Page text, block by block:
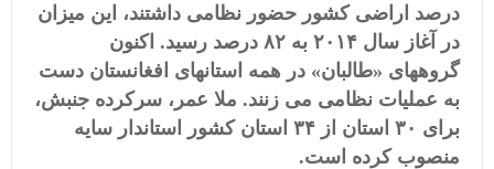
درصد اراضی کشور حضور نظامی داشتند، این میزان
در آغاز سال ۲۰۱۴ به ۸۲ درصد رسید. اکنون
گروههای «طالبان» در همه استانهای افغانستان دست
به عملیات نظامی می زنند. ملا عمر، سرکرده جنبش،
برای ۳۰ استان از ۳۴ استان کشور استاندار سایه
منصوب کرده است.